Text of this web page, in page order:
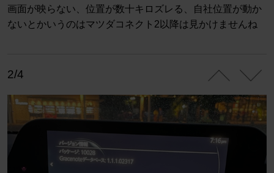
画面が映らない、位置が数十キロズレる、自社位置が動か
ないとかいうのはマツダコネクト2以降は見かけませんね
2/4